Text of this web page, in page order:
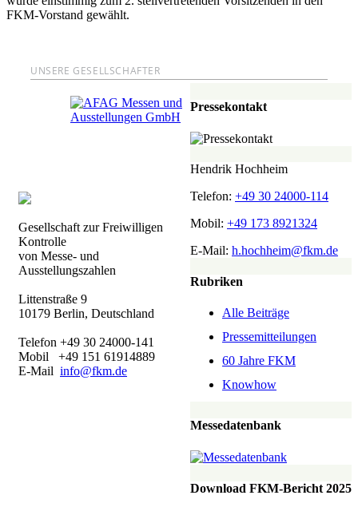
FKM-Vorstand gewählt.
Pressekontakt
Hendrik Hochheim
Telefon: +49 30 24000-114
Mobil: +49 173 8921324
E-Mail: h.hochheim@fkm.de
Rubriken
Alle Beiträge
Pressemitteilungen
60 Jahre FKM
Knowhow
Messedatenbank
Download FKM-Bericht 2025
UNSERE GESELLSCHAFTER
Gesellschaft zur Freiwilligen
Kontrolle
von Messe- und
Ausstellungszahlen
Littenstraße 9
10179 Berlin, Deutschland
Telefon +49 30 24000-141
Mobil +49 151 61914889
E-Mail info@fkm.de